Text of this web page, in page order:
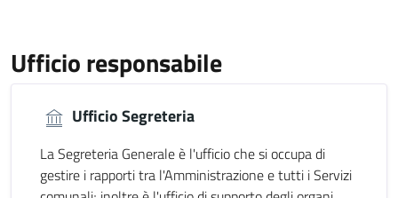
Ufficio responsabile
Ufficio Segreteria
La Segreteria Generale è l'ufficio che si occupa di
gestire i rapporti tra l'Amministrazione e tutti i Servizi